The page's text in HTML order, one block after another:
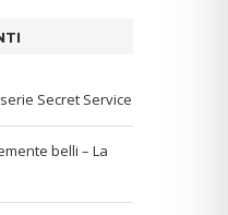
Secret Service
belli – La